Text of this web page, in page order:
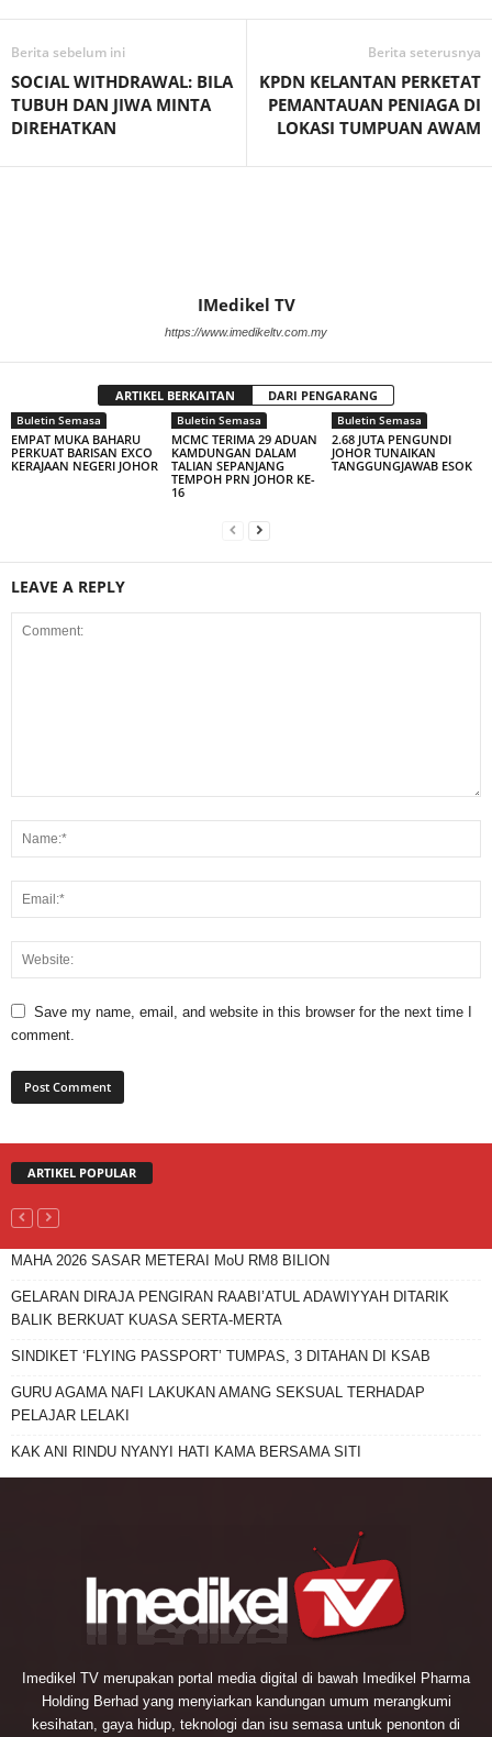
Berita sebelum ini
SOCIAL WITHDRAWAL: BILA
TUBUH DAN JIWA MINTA
DIREHATKAN
Berita seterusnya
KPDN KELANTAN PERKETAT
PEMANTAUAN PENIAGA DI
LOKASI TUMPUAN AWAM
IMedikel TV
https://www.imedikeltv.com.my
ARTIKEL BERKAITAN DARI PENGARANG
Buletin Semasa
EMPAT MUKA BAHARU
PERKUAT BARISAN EXCO
KERAJAAN NEGERI JOHOR
Buletin Semasa
MCMC TERIMA 29 ADUAN
KAMDUNGAN DALAM
TALIAN SEPANJANG
TEMPOH PRN JOHOR KE-
16
Buletin Semasa
2.68 JUTA PENGUNDI
JOHOR TUNAIKAN
TANGGUNGJAWAB ESOK
LEAVE A REPLY
Save my name, email, and website in this browser for the next time I
comment.
ARTIKEL POPULAR
MAHA 2026 SASAR METERAI MoU RM8 BILION
GELARAN DIRAJA PENGIRAN RAABI’ATUL ADAWIYYAH DITARIK
BALIK BERKUAT KUASA SERTA-MERTA
SINDIKET ‘FLYING PASSPORT’ TUMPAS, 3 DITAHAN DI KSAB
GURU AGAMA NAFI LAKUKAN AMANG SEKSUAL TERHADAP
PELAJAR LELAKI
KAK ANI RINDU NYANYI HATI KAMA BERSAMA SITI
Imedikel TV merupakan portal media digital di bawah Imedikel Pharma
Holding Berhad yang menyiarkan kandungan umum merangkumi
kesihatan, gaya hidup, teknologi dan isu semasa untuk penonton di